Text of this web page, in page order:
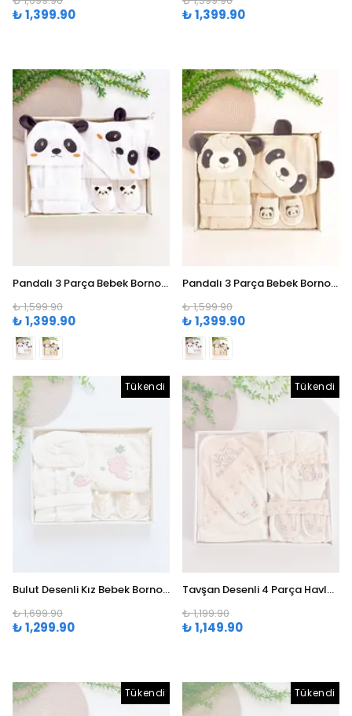
₺ 1,399.90 ₺ 1,399.90
Pandalı 3 Parça Bebek Bornoz Seti (0-24 Ay) - Beyaz
₺ 1,599.90
₺ 1,399.90
Pandalı 3 Parça Bebek Bornoz Seti (0-24 Ay) - Açık Kahve
₺ 1,599.90
₺ 1,399.90
Tükendi
Bulut Desenli Kız Bebek Bornoz Seti (0-24 Ay)
₺ 1,699.90
₺ 1,299.90
Tükendi
Tavşan Desenli 4 Parça Havlu Bornoz Seti ( 0-24 Ay )
₺ 1,199.90
₺ 1,149.90
Tükendi Tükendi